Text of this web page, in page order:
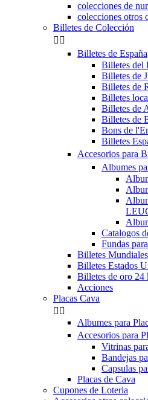
colecciones de
colecciones otros
Billetes de Colección
 
Billetes de España
Billetes del
Billetes de
Billetes de
Billetes
Billetes de
Billetes de
Bons de
Billetes
Accesorios para
Albumes
Catalogos
Fundas
Billetes Mundiales
Billetes Estados
Billetes de oro 24
Acciones
Placas Cava
 
Albumes para
Accesorios para
Vitrinas
Bandejas
Capsulas
Placas de Cava
Cupones de Loteria